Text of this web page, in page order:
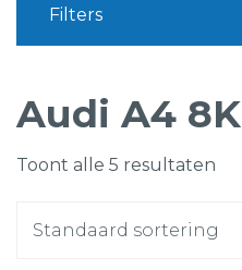
Audi A4 8K
Toont alle 5 resultaten
Filters